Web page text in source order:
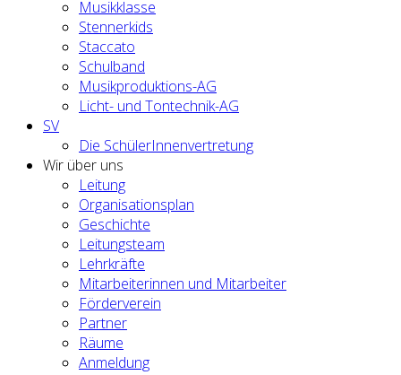
Musikklasse
Stennerkids
Staccato
Schulband
Musikproduktions-AG
Licht- und Tontechnik-AG
SV
Die SchülerInnenvertretung
Wir über uns
Leitung
Organisationsplan
Geschichte
Leitungsteam
Lehrkräfte
Mitarbeiterinnen und Mitarbeiter
Förderverein
Partner
Räume
Anmeldung